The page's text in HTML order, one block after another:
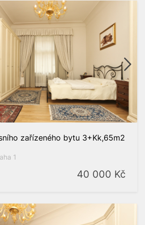
zařízeného bytu 3+Kk,65m2
1
40 000 Kč